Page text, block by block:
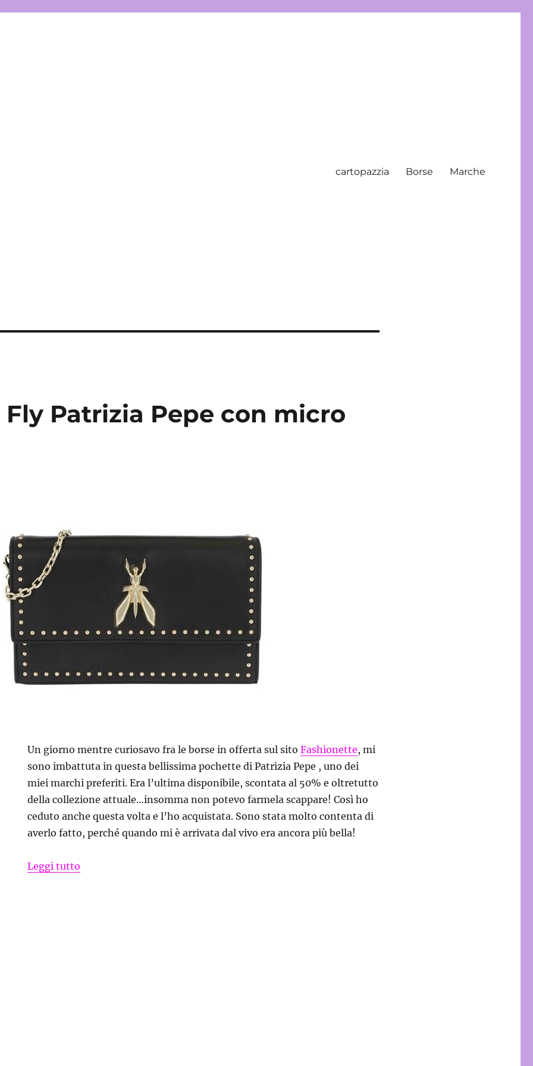
cartopazzia Borse Marche
Patrizia Pepe con micro
Un giorno mentre curiosavo fra le borse in offerta sul sitoFashionette, mi
sono imbattuta in questa bellissima pochette di Patrizia Pepe , uno dei
miei marchi preferiti. Era l’ultima disponibile, scontata al 50% e oltretutto
della collezione attuale…insomma non potevo farmela scappare! Così ho
ceduto anche questa volta e l’ho acquistata. Sono stata molto contenta di
averlo fatto, perché quando mi è arrivata dal vivo era ancora più bella!
Leggi tutto